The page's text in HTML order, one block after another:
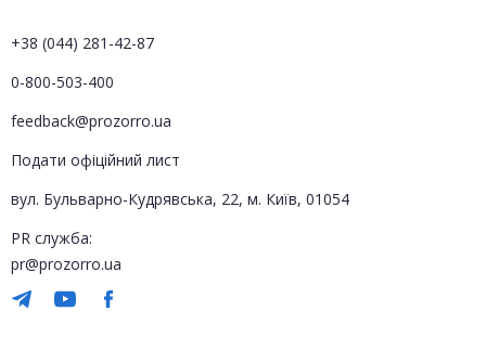
+38 (044) 281-42-87
0-800-503-400
feedback@prozorro.ua
Подати офіційний лист
вул. Бульварно-Кудрявська, 22, м. Київ, 01054
PR служба:
pr@prozorro.ua